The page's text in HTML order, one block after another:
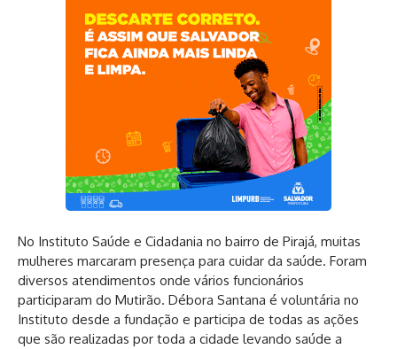
No Instituto Saúde e Cidadania no bairro de Pirajá, muitas
mulheres marcaram presença para cuidar da saúde. Foram
diversos atendimentos onde vários funcionários
participaram do Mutirão. Débora Santana é voluntária no
Instituto desde a fundação e participa de todas as ações
que são realizadas por toda a cidade levando saúde a